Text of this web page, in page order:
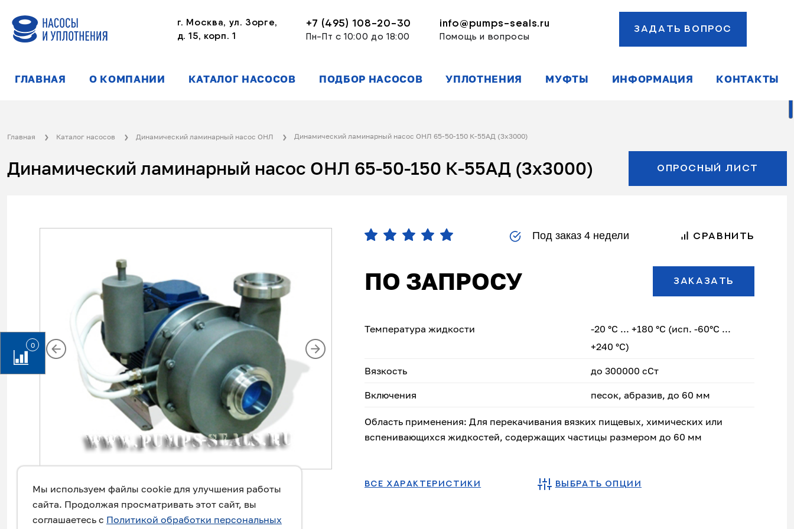
Мы используем файлы cookie для улучшения работы
сайта. Продолжая просматривать этот сайт, вы
соглашаетесь с Политикой обработки персональных
0
г. Москва, ул. Зорге,
д. 15, корп. 1
+7 (495) 108-20-30
Пн-Пт с 10:00 до 18:00
info@pumps-seals.ru
Помощь и вопросы
ЗАДАТЬ ВОПРОС
ГЛАВНАЯ О КОМПАНИИ КАТАЛОГ НАСОСОВ ПОДБОР НАСОСОВ УПЛОТНЕНИЯ МУФТЫ ИНФОРМАЦИЯ КОНТАКТЫ
Главная Каталог насосов Динамический ламинарный насос ОНЛ Динамический ламинарный насос ОНЛ 65-50-150 К-55АД (3x3000)
Динамический ламинарный насос ОНЛ 65-50-150 К-55АД (3x3000) ОПРОСНЫЙ ЛИСТ
Под заказ 4 недели СРАВНИТЬ
ПО ЗАПРОСУ ЗАКАЗАТЬ
Температура жидкости
-20 °С ... +180 °С (исп. -60°С ...
+240 °С)
Вязкость до 300000 сСт
Включения песок, абразив, до 60 мм
Область применения: Для перекачивания вязких пищевых, химических или
вспенивающихся жидкостей, содержащих частицы размером до 60 мм
ВСЕ ХАРАКТЕРИСТИКИ ВЫБРАТЬ ОПЦИИ